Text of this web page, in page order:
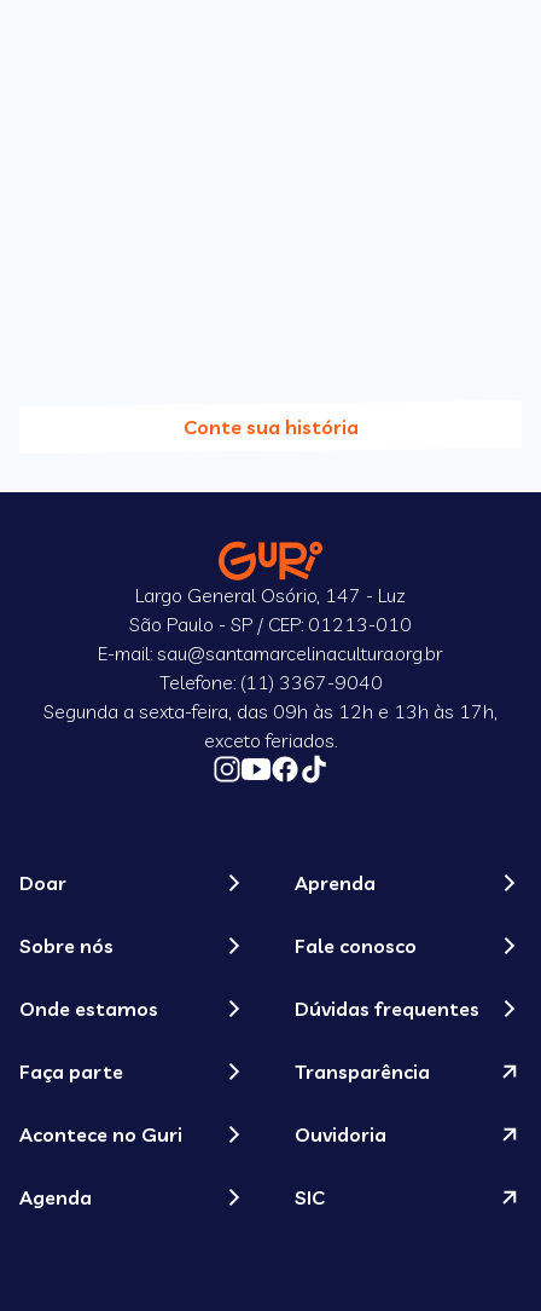
Conte sua história
Largo General Osório, 147 - Luz
São Paulo - SP / CEP: 01213-010
E-mail: sau@santamarcelinacultura.org.br
Telefone: (11) 3367-9040
Segunda a sexta-feira, das 09h às 12h e 13h às 17h,
exceto feriados.
Doar
Sobre nós
Onde estamos
Faça parte
Acontece no Guri
Agenda
Aprenda
Fale conosco
Dúvidas frequentes
Transparência
Ouvidoria
SIC